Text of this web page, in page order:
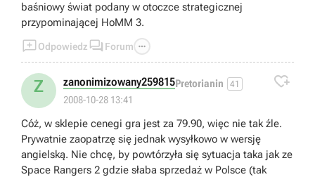
baśniowy świat podany w otoczce strategicznej
przypominającej HoMM 3.
Odpowiedz  Forum 
Z zanonimizowany259815Pretorianin 41
2008-10-28 13:41

Cóż, w sklepie cenegi gra jest za 79.90, więc nie tak źle.
Prywatnie zaopatrzę się jednak wysyłkowo w wersję
angielską. Nie chcę, by powtórzyła się sytuacja taka jak ze
Space Rangers 2 gdzie słaba sprzedaż w Polsce (tak